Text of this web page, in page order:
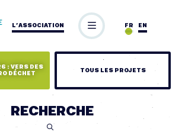
L’ASSOCIATION EN
FR
: VERS DES
DÉCHET
TOUS LES PROJETS
RECHERCHE